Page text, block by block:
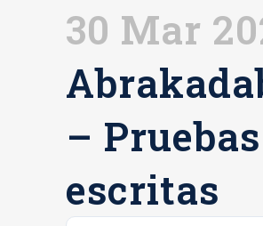
30 Mar
– Pruebas
escritas